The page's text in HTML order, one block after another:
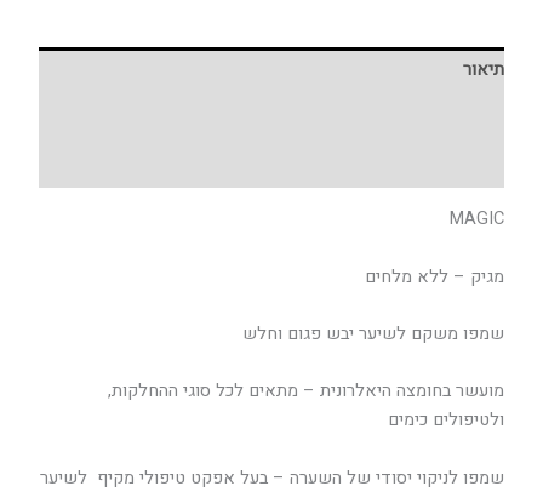
תיאור
MAGIC
מגיק – ללא מלחים
שמפו משקם לשיער יבש פגום וחלש
מועשר בחומצה היאלרונית – מתאים לכל סוגי ההחלקות,
ולטיפולים כימים
שמפו לניקוי יסודי של השערה – בעל אפקט טיפולי מקיף לשיער